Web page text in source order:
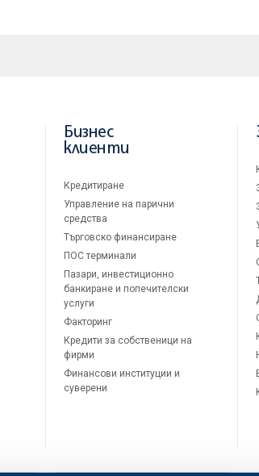
Бизнес
клиенти
Кредитиране
Управление на парични
средства
Търговско финансиране
ПОС терминали
Пазари, инвестиционно
банкиране и попечителски
услуги
Факторинг
Кредити за собственици на
фирми
Финансови институции и
суверени